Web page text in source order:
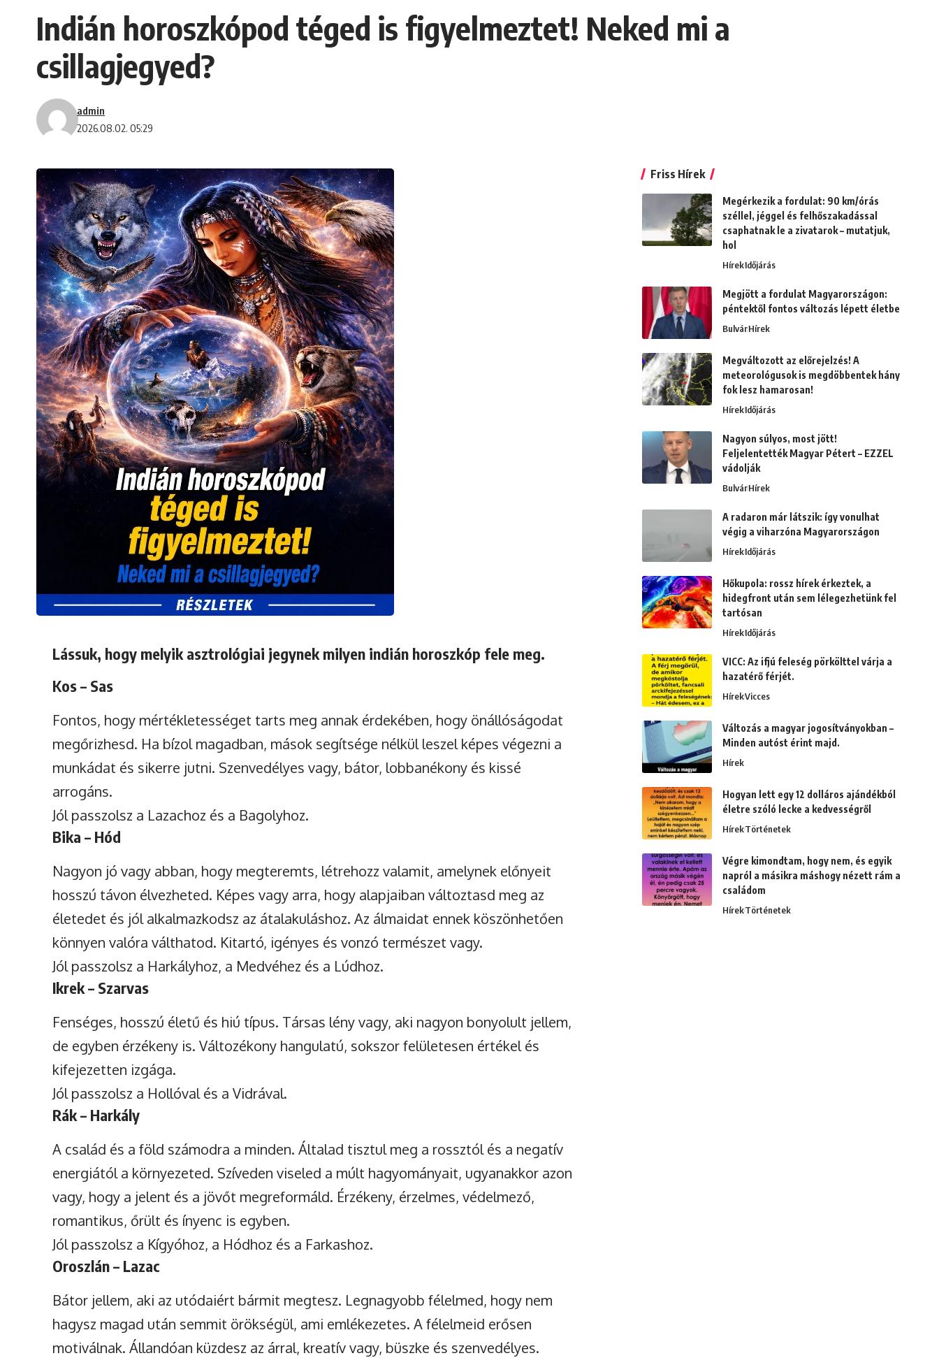
Indián horoszkópod téged is figyelmeztet! Neked mi a
csillagjegyed?
2026.08.02. 05:29
admin
Lássuk, hogy melyik asztrológiai jegynek milyen indián horoszkóp fele meg.
Kos – Sas
Fontos, hogy mértékletességet tarts meg annak érdekében, hogy önállóságodat
megőrizhesd. Ha bízol magadban, mások segítsége nélkül leszel képes végezni a
munkádat és sikerre jutni. Szenvedélyes vagy, bátor, lobbanékony és kissé
arrogáns.
Jól passzolsz a Lazachoz és a Bagolyhoz.
Bika – Hód
Nagyon jó vagy abban, hogy megteremts, létrehozz valamit, amelynek előnyeit
hosszú távon élvezheted. Képes vagy arra, hogy alapjaiban változtasd meg az
életedet és jól alkalmazkodsz az átalakuláshoz. Az álmaidat ennek köszönhetően
könnyen valóra válthatod. Kitartó, igényes és vonzó természet vagy.
Jól passzolsz a Harkályhoz, a Medvéhez és a Lúdhoz.
Ikrek – Szarvas
Fenséges, hosszú életű és hiú típus. Társas lény vagy, aki nagyon bonyolult jellem,
de egyben érzékeny is. Változékony hangulatú, sokszor felületesen értékel és
kifejezetten izgága.
Jól passzolsz a Hollóval és a Vidrával.
Rák – Harkály
A család és a föld számodra a minden. Általad tisztul meg a rossztól és a negatív
energiától a környezeted. Szíveden viseled a múlt hagyományait, ugyanakkor azon
vagy, hogy a jelent és a jövőt megreformáld. Érzékeny, érzelmes, védelmező,
romantikus, őrült és ínyenc is egyben.
Jól passzolsz a Kígyóhoz, a Hódhoz és a Farkashoz.
Oroszlán – Lazac
Bátor jellem, aki az utódaiért bármit megtesz. Legnagyobb félelmed, hogy nem
hagysz magad után semmit örökségül, ami emlékezetes. A félelmeid erősen
motiválnak. Állandóan küzdesz az árral, kreatív vagy, büszke és szenvedélyes.
Friss Hírek
Megérkezik a fordulat: 90 km/órás
széllel, jéggel és felhőszakadással
csaphatnak le a zivatarok – mutatjuk,
hol
HírekIdőjárás
Megjött a fordulat Magyarországon:
péntektől fontos változás lépett életbe
BulvárHírek
Megváltozott az előrejelzés! A
meteorológusok is megdöbbentek hány
fok lesz hamarosan!
HírekIdőjárás
Nagyon súlyos, most jött!
Feljelentették Magyar Pétert – EZZEL
vádolják
BulvárHírek
A radaron már látszik: így vonulhat
végig a viharzóna Magyarországon
HírekIdőjárás
Hőkupola: rossz hírek érkeztek, a
hidegfront után sem lélegezhetünk fel
tartósan
HírekIdőjárás
VICC: Az ifjú feleség pörkölttel várja a
hazatérő férjét.
HírekVicces
Változás a magyar jogosítványokban –
Minden autóst érint majd.
Hírek
Hogyan lett egy 12 dolláros ajándékból
életre szóló lecke a kedvességről
HírekTörténetek
Végre kimondtam, hogy nem, és egyik
napról a másikra máshogy nézett rám a
családom
HírekTörténetek